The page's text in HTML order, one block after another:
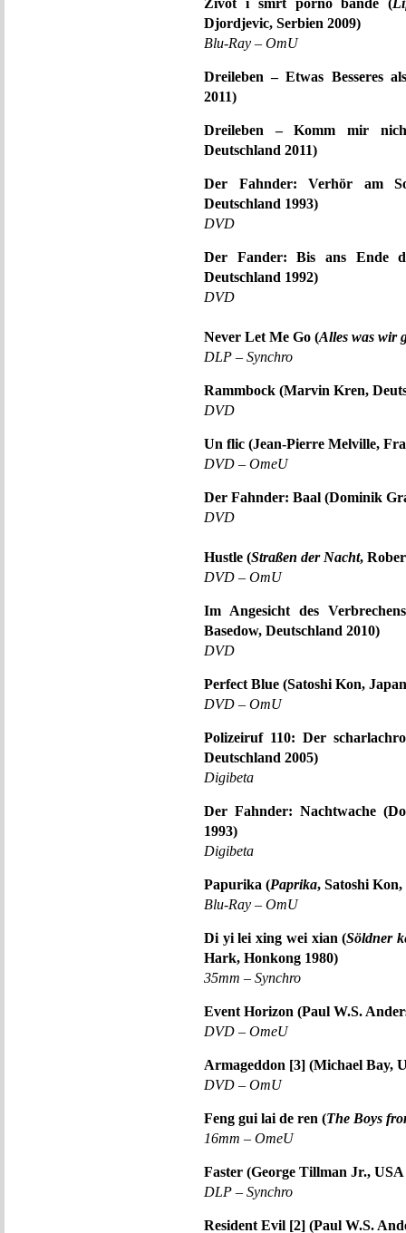
Zivot i smrt porno bande (
Djordjevic, Serbien 2009)
Blu-Ray – OmU
Dreileben – Etwas Besseres
2011)
Dreileben – Komm mir
Deutschland 2011)
Der Fahnder: Verhör am
Deutschland 1993)
DVD
Der Fander: Bis ans Ende
Deutschland 1992)
DVD
Never Let Me Go (Alles was wir
DLP – Synchro
Rammbock (Marvin Kren,
DVD
Un flic (Jean-Pierre Melville,
DVD – OmeU
Der Fahnder: Baal (Dominik
DVD
Hustle (Straßen der Nacht,
DVD – OmU
Im Angesicht des
Basedow, Deutschland 2010)
DVD
Perfect Blue (Satoshi Kon,
DVD – OmU
Polizeiruf 110: Der
Deutschland 2005)
Digibeta
Der Fahnder: Nachtwache
1993)
Digibeta
Papurika (Paprika, Satoshi
Blu-Ray – OmU
Di yi lei xing wei xian (Söldner
Hark, Honkong 1980)
35mm – Synchro
Event Horizon (Paul W.S.
DVD – OmeU
Armageddon [3] (Michael Bay,
DVD – OmU
Feng gui lai de ren (The Boys
16mm – OmeU
Faster (George Tillman Jr., USA
DLP – Synchro
Resident Evil [2] (Paul W.S.